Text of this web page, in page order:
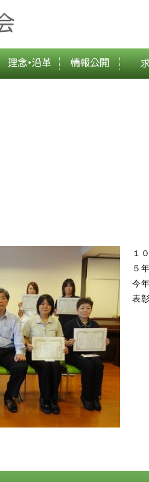
１
５
今
表